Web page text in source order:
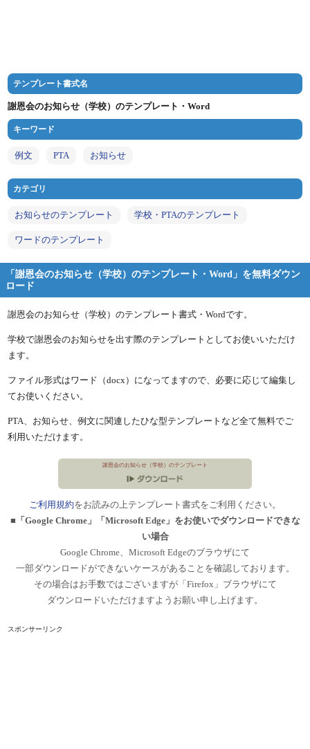
テンプレート書式名
謝恩会のお知らせ（学校）のテンプレート・Word
キーワード
例文 PTA お知らせ
カテゴリ
お知らせのテンプレート 学校・PTAのテンプレート
ワードのテンプレート
「謝恩会のお知らせ（学校）のテンプレート・Word」を無料ダウン
ロード
謝恩会のお知らせ（学校）のテンプレート書式・Wordです。
学校で謝恩会のお知らせを出す際のテンプレートとしてお使いいただけ
ます。
ファイル形式はワード（docx）になってますので、必要に応じて編集し
てお使いください。
PTA、お知らせ、例文に関連したひな型テンプレートなど全て無料でご
利用いただけます。
謝恩会のお知らせ（学校）のテンプレート
ご利用規約をお読みの上テンプレート書式をご利用ください。
■「Google Chrome」「Microsoft Edge」をお使いでダウンロードできな
い場合
Google Chrome、Microsoft Edgeのブラウザにて
一部ダウンロードができないケースがあることを確認しております。
その場合はお手数ではございますが「Firefox」ブラウザにて
ダウンロードいただけますようお願い申し上げます。
スポンサーリンク